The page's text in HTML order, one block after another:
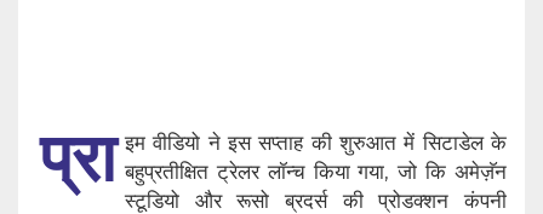
प्रा इम वीडियो ने इस सप्ताह की शुरुआत में सिटाडेल के
बहुप्रतीक्षित ट्रेलर लॉन्च किया गया, जो कि अमेज़ॅन
स्टूडियो और रूसो ब्रदर्स की प्रोडक्शन कंपनी